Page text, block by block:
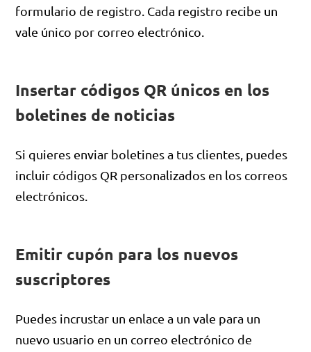
formulario de registro. Cada registro recibe un
vale único por correo electrónico.
Insertar códigos QR únicos en los
boletines de noticias
Si quieres enviar boletines a tus clientes, puedes
incluir códigos QR personalizados en los correos
electrónicos.
Emitir cupón para los nuevos
suscriptores
Puedes incrustar un enlace a un vale para un
nuevo usuario en un correo electrónico de